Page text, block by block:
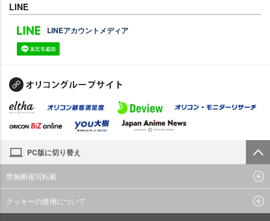
LINE
LINEアカウントメディア
PC版に切り替え
禁無断複写転載
クッキーの使用について